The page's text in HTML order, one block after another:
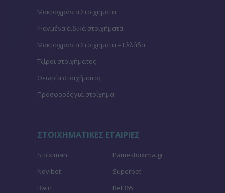
Μακροχρόνια Στοιχήματα
Ψαγμένα ειδικά στοιχήματα
Μακροχρόνια Στοιχήματα – Ελλάδα
Τζίροι στοιχήματος
Θεωρία στοιχήματος
Προσφορές για στοίχημα
ΣΤΟΙΧΗΜΑΤΙΚΕΣ ΕΤΑΙΡΙΕΣ
Stoiximan
Pamestoixima.gr
Novibet
Superbet
Bwin
Bet365